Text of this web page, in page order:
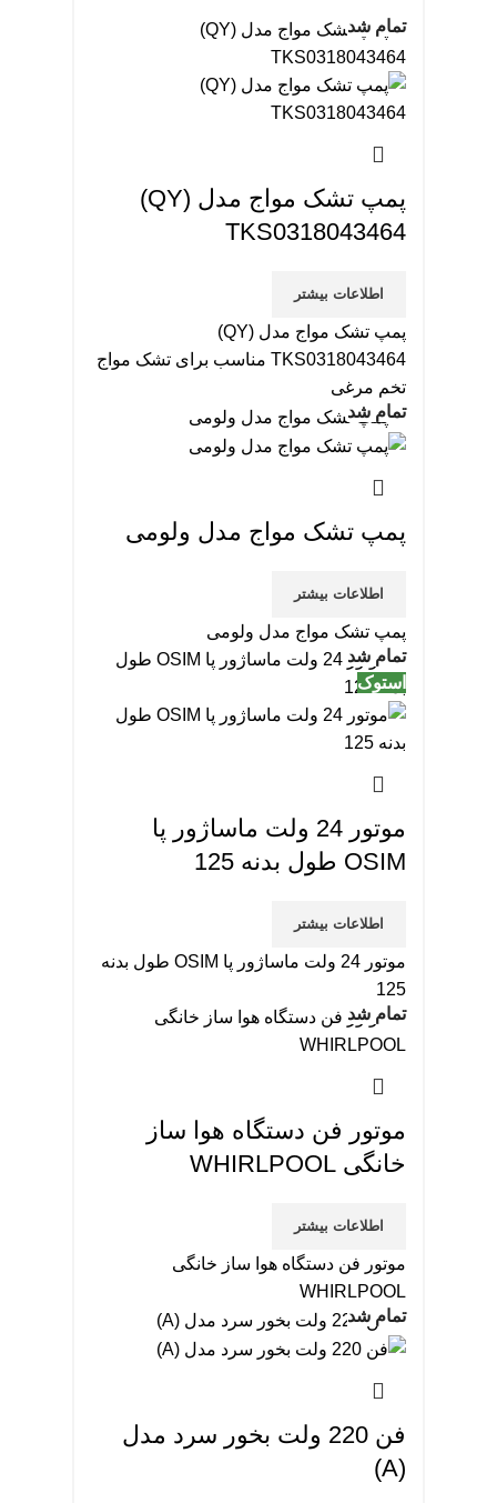
تمام شد
پمپ تشک مواج مدل (QY)
TKS0318043464
اطلاعات بیشتر
پمپ تشک مواج مدل (QY)
TKS0318043464 مناسب برای تشک مواج
تخم مرغی
تمام شد
پمپ تشک مواج مدل ولومی
اطلاعات بیشتر
پمپ تشک مواج مدل ولومی
تمام شد
استوک
موتور 24 ولت ماساژور پا
OSIM طول بدنه 125
اطلاعات بیشتر
موتور 24 ولت ماساژور پا OSIM طول بدنه
125
تمام شد
موتور فن دستگاه هوا ساز
خانگی WHIRLPOOL
اطلاعات بیشتر
موتور فن دستگاه هوا ساز خانگی
WHIRLPOOL
تمام شد
فن 220 ولت بخور سرد مدل
(A)